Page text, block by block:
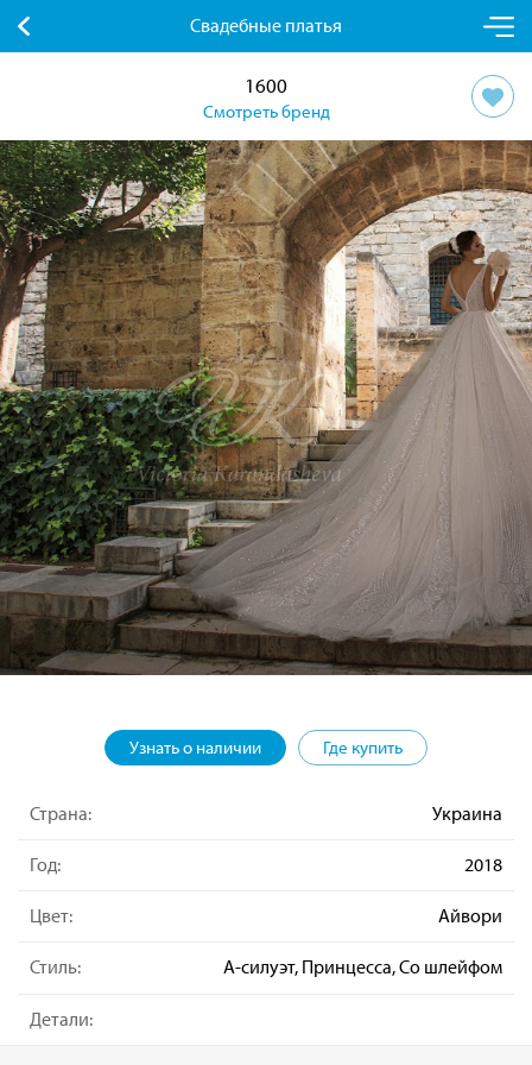
Свадебные платья
1600
Смотреть бренд
Узнать о наличии Где купить
Страна: Украина
Год: 2018
Цвет: Айвори
Стиль: А-силуэт, Принцесса, Со шлейфом
Детали: